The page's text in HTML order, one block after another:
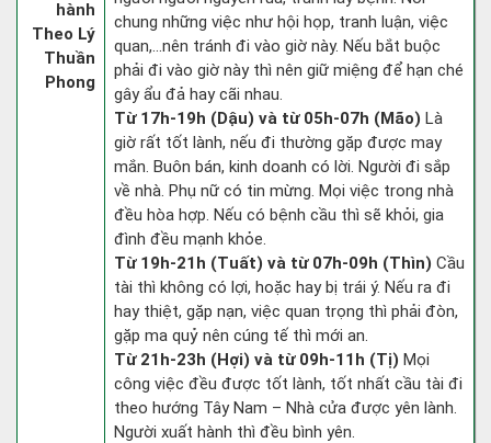
hành
Theo Lý
Thuần
Phong
chung những việc như hội họp, tranh luận, việc
quan,…nên tránh đi vào giờ này. Nếu bắt buộc
phải đi vào giờ này thì nên giữ miệng để hạn ché
gây ẩu đả hay cãi nhau.
Từ 17h-19h (Dậu) và từ 05h-07h (Mão) Là
giờ rất tốt lành, nếu đi thường gặp được may
mắn. Buôn bán, kinh doanh có lời. Người đi sắp
về nhà. Phụ nữ có tin mừng. Mọi việc trong nhà
đều hòa hợp. Nếu có bệnh cầu thì sẽ khỏi, gia
đình đều mạnh khỏe.
Từ 19h-21h (Tuất) và từ 07h-09h (Thìn) Cầu
tài thì không có lợi, hoặc hay bị trái ý. Nếu ra đi
hay thiệt, gặp nạn, việc quan trọng thì phải đòn,
gặp ma quỷ nên cúng tế thì mới an.
Từ 21h-23h (Hợi) và từ 09h-11h (Tị) Mọi
công việc đều được tốt lành, tốt nhất cầu tài đi
theo hướng Tây Nam – Nhà cửa được yên lành.
Người xuất hành thì đều bình yên.